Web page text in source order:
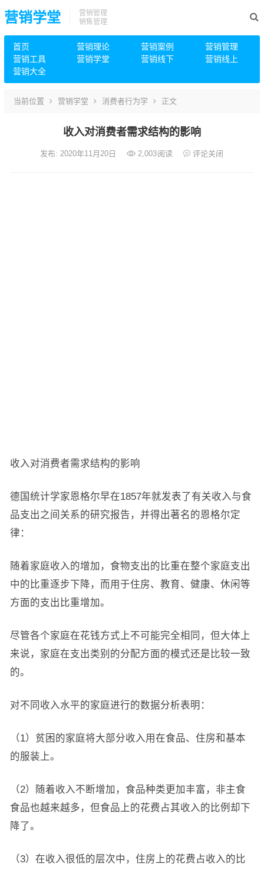
营销学堂
营销管理
销售管理
首页 营销理论 营销案例
营销管理
营销工具
营销学堂 营销线下
营销线上
营销大全
当前位置 营销学堂 消费者行为学 正文
收入对消费者需求结构的影响
发布: 2020年11月20日 2,003阅读 评论关闭
收入对消费者需求结构的影响
德国统计学家恩格尔早在1857年就发表了有关收入与食
品支出之间关系的研究报告，并得出著名的恩格尔定
律：
随着家庭收入的增加，食物支出的比重在整个家庭支出
中的比重逐步下降，而用于住房、教育、健康、休闲等
方面的支出比重增加。
尽管各个家庭在花钱方式上不可能完全相同，但大体上
来说，家庭在支出类别的分配方面的模式还是比较一致
的。
对不同收入水平的家庭进行的数据分析表明：
（1）贫困的家庭将大部分收入用在食品、住房和基本
的服装上。
（2）随着收入不断增加，食品种类更加丰富，非主食
食品也越来越多，但食品上的花费占其收入的比例却下
降了。
（3）在收入很低的层次中，住房上的花费占收入的比